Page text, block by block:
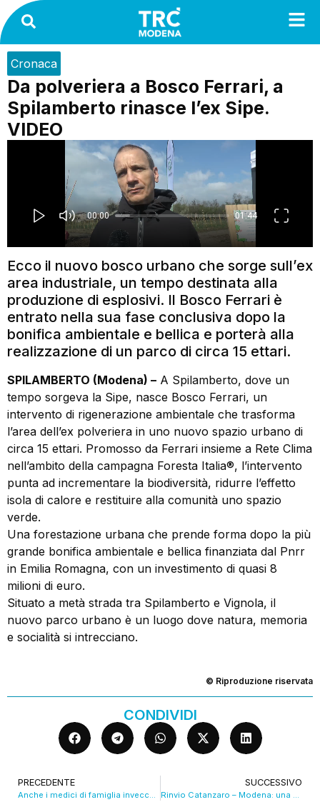
Cronaca
Da polveriera a Bosco Ferrari, a
Spilamberto rinasce l’ex Sipe.
VIDEO
Ecco il nuovo bosco urbano che sorge sull’ex
area industriale, un tempo destinata alla
produzione di esplosivi. Il Bosco Ferrari è
entrato nella sua fase conclusiva dopo la
bonifica ambientale e bellica e porterà alla
realizzazione di un parco di circa 15 ettari.
SPILAMBERTO (Modena) – A Spilamberto, dove un
tempo sorgeva la Sipe, nasce Bosco Ferrari, un
intervento di rigenerazione ambientale che trasforma
l’area dell’ex polveriera in uno nuovo spazio urbano di
circa 15 ettari. Promosso da Ferrari insieme a Rete Clima
nell’ambito della campagna Foresta Italia®, l’intervento
punta ad incrementare la biodiversità, ridurre l’effetto
isola di calore e restituire alla comunità uno spazio
verde.
Una forestazione urbana che prende forma dopo la più
grande bonifica ambientale e bellica finanziata dal Pnrr
in Emilia Romagna, con un investimento di quasi 8
milioni di euro.
Situato a metà strada tra Spilamberto e Vignola, il
nuovo parco urbano è un luogo dove natura, memoria
e socialità si intrecciano.
© Riproduzione riservata
CONDIVIDI
PRECEDENTE
Anche i medici di famiglia invecchiano: 8mila in pensione entro due anni, 500 in regione VIDEO
SUCCESSIVO
Rinvio Catanzaro – Modena: una beffa per 98 tifosi gialloblu